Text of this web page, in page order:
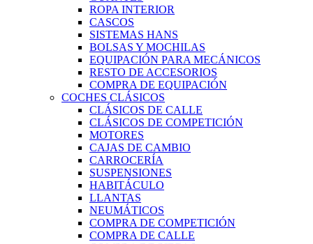
ROPA INTERIOR
CASCOS
SISTEMAS HANS
BOLSAS Y MOCHILAS
EQUIPACIÓN PARA MECÁNICOS
RESTO DE ACCESORIOS
COMPRA DE EQUIPACIÓN
COCHES CLÁSICOS
CLÁSICOS DE CALLE
CLÁSICOS DE COMPETICIÓN
MOTORES
CAJAS DE CAMBIO
CARROCERÍA
SUSPENSIONES
HABITÁCULO
LLANTAS
NEUMÁTICOS
COMPRA DE COMPETICIÓN
COMPRA DE CALLE